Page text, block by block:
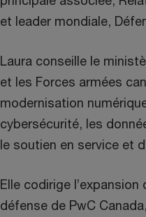
et leader mondiale,
Laura conseille le
et les Forces armées
modernisation
cybersécurité, les
le soutien en service et
Elle codirige
défense de PwC